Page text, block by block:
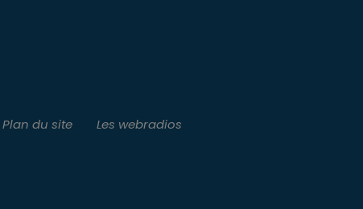
Plan du site Les webradios